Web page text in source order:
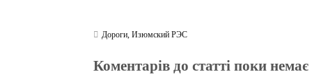
Дороги,Изюмский РЭС
Коментарів до статті поки немає